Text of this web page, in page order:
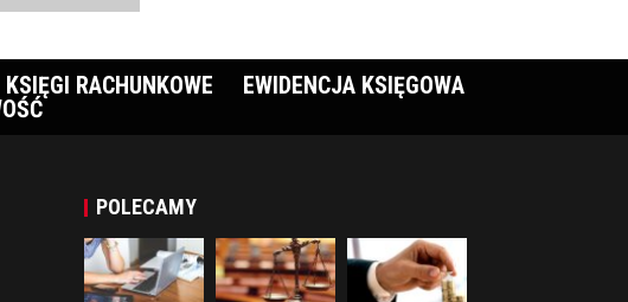
KSIĘGI RACHUNKOWE
EWIDENCJA KSIĘGOWA
POLECAMY